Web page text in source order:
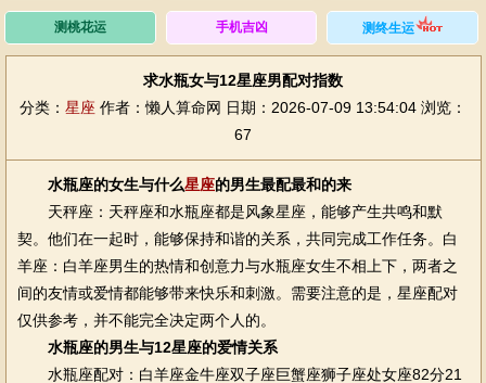
测桃花运 手机吉凶 测终生运
求水瓶女与12星座男配对指数
分类： 星座 作者：懒人算命网 日期：2026-07-09 13:54:04 浏览：
67
水瓶座的女生与什么星座的男生最配最和的来
天秤座：天秤座和水瓶座都是风象星座，能够产生共鸣和默
契。他们在一起时，能够保持和谐的关系，共同完成工作任务。白
羊座：白羊座男生的热情和创意力与水瓶座女生不相上下，两者之
间的友情或爱情都能够带来快乐和刺激。需要注意的是，星座配对
仅供参考，并不能完全决定两个人的。
水瓶座的男生与12星座的爱情关系
水瓶座配对：白羊座金牛座双子座巨蟹座狮子座处女座82分21